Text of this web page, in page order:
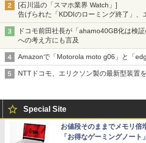
[石川温の「スマホ業界 Watch」]
告げられた「KDDIのローミング終了」、
穴と楽天モバイルの課題
ドコモ前田社長が「ahamo40GB化は検
への考え方にも言及
Amazonで「Motorola moto g06」と「
NTTドコモ、エリクソン製の最新型装置
Special Site
お値段そのままでメモリ倍
「お得なゲーミングノート」